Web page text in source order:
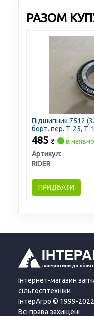
РАЗОМ
Підшипник 7512
борт. пер. Т-25, Т-
485 ₴
в
Артикул:
RIDER
ПРИДБАТИ
Інтернет-магазин
сільгосптехніки
ІнтерАгро © 1999-2022
Всі права захищені